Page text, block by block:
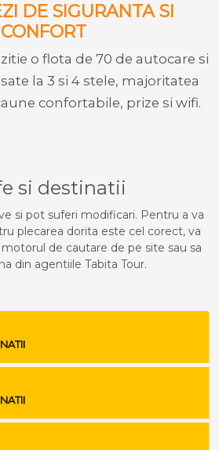
DE SIGURANTA SI
CONFORT
o flota de 70 de autocare si
la 3 si 4 stele, majoritatea
confortabile, prize si wifi.
si destinatii
si pot suferi modificari. Pentru a va
plecarea dorita este cel corect, va
de cautare de pe site sau sa
din agentiile Tabita Tour.